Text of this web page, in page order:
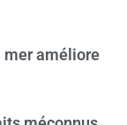
mer améliore